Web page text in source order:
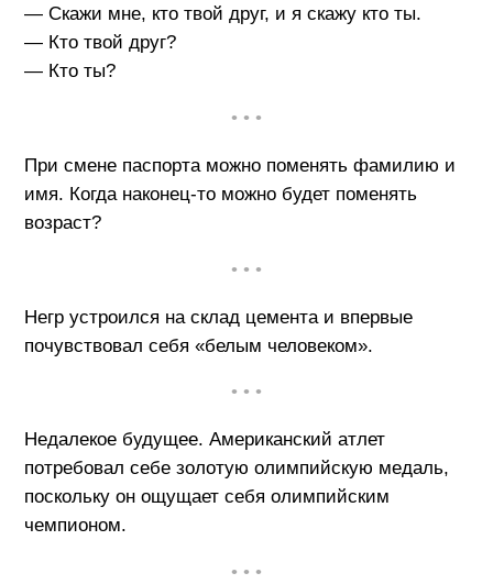
— Скажи мне, кто твой друг, и я скажу кто ты.
— Кто твой друг?
— Кто ты?
• • •
При смене паспорта можно поменять фамилию и
имя. Когда наконец-то можно будет поменять
возраст?
• • •
Негр устроился на склад цемента и впервые
почувствовал себя «белым человеком».
• • •
Недалекое будущее. Американский атлет
потребовал себе золотую олимпийскую медаль,
поскольку он ощущает себя олимпийским
чемпионом.
• • •